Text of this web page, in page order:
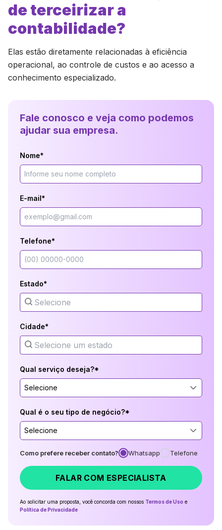
de terceirizar a
contabilidade?
Elas estão diretamente relacionadas à eficiência
operacional, ao controle de custos e ao acesso a
conhecimento especializado.
Fale conosco e veja como podemos
ajudar sua empresa.
Nome*
E-mail*
Telefone*
Estado*
Cidade*
Qual serviço deseja?*
Selecione
Qual é o seu tipo de negócio?*
Selecione
Como prefere receber contato? Whatsapp Telefone
FALAR COM ESPECIALISTA
Ao solicitar uma proposta, você concorda com nossos Termos de Uso e
Política de Privacidade